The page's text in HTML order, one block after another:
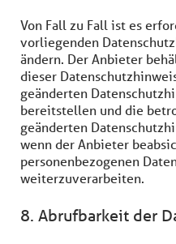
Von Fall zu Fall ist es
vorliegenden
ändern. Der Anbieter
dieser
geänderten
bereitstellen und die
geänderten
wenn der Anbieter
personenbezogenen
weiterzuverarbeiten.
8. Abrufbarkeit der